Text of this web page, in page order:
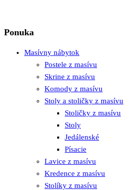
Ponuka
Masívny nábytok
Postele z masívu
Skrine z masívu
Komody z masívu
Stoly a stoličky z masívu
Stoličky z masívu
Stoly
Jedálenské
Písacie
Lavice z masívu
Kredence z masívu
Stolíky z masívu